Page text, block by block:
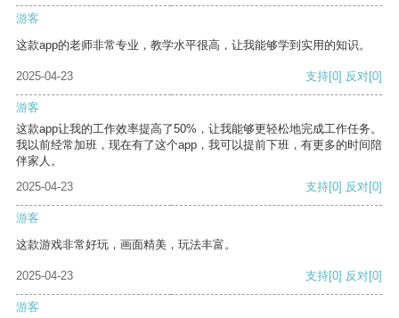
游客
这款app的老师非常专业，教学水平很高，让我能够学到实用的知识。
2025-04-23 支持[0] 反对[0]
游客
这款app让我的工作效率提高了50%，让我能够更轻松地完成工作任务。
我以前经常加班，现在有了这个app，我可以提前下班，有更多的时间陪
伴家人。
2025-04-23
支持[0] 反对[0]
游客
这款游戏非常好玩，画面精美，玩法丰富。
2025-04-23 支持[0] 反对[0]
游客